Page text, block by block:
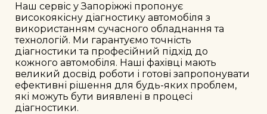
Наш сервіс у Запоріжжі пропонує
високоякісну діагностику автомобіля з
використанням сучасного обладнання та
технологій. Ми гарантуємо точність
діагностики та професійний підхід до
кожного автомобіля. Наші фахівці мають
великий досвід роботи і готові запропонувати
ефективні рішення для будь-яких проблем,
які можуть бути виявлені в процесі
діагностики.